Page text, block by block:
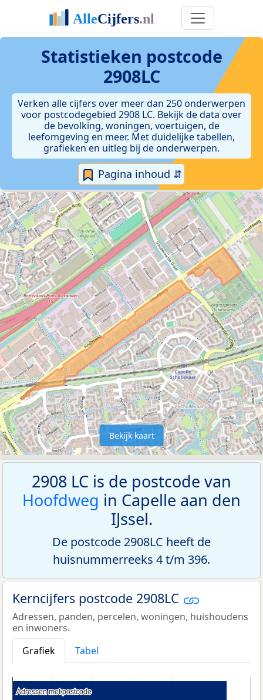
Statistieken postcode
2908LC
Verken alle cijfers over meer dan 250 onderwerpen
voor postcodegebied 2908 LC. Bekijk de data over
de bevolking, woningen, voertuigen, de
leefomgeving en meer. Met duidelijke tabellen,
grafieken en uitleg bij de onderwerpen.
Pagina inhoud ⇵
Bekijk kaart
2908 LC is de postcode van
Hoofdweg in Capelle aan den
IJssel.
De postcode 2908LC heeft de
huisnummerreeks 4 t/m 396.
Kerncijfers postcode 2908LC
Adressen, panden, percelen, woningen, huishoudens
en inwoners.
Grafiek
Tabel
Adressen met postcode
Adressen met postcode